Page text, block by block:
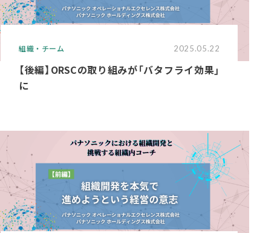
組織・チーム 2025.05.22
【後編】ORSCの取り組みが「バタフライ効果」
に